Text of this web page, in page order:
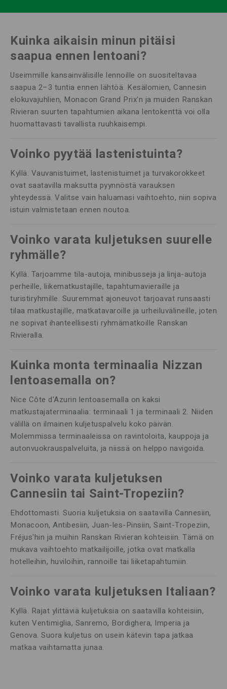
Kuinka aikaisin minun pitäisi
saapua ennen lentoani?
Useimmille kansainvälisille lennoille on suositeltavaa
saapua 2–3 tuntia ennen lähtöä. Kesälomien, Cannesin
elokuvajuhlien, Monacon Grand Prix'n ja muiden Ranskan
Rivieran suurten tapahtumien aikana lentokenttä voi olla
huomattavasti tavallista ruuhkaisempi.
Voinko pyytää lastenistuinta?
Kyllä. Vauvanistuimet, lastenistuimet ja turvakorokkeet
ovat saatavilla maksutta pyynnöstä varauksen
yhteydessä. Valitse vain haluamasi vaihtoehto, niin sopiva
istuin valmistetaan ennen noutoa.
Voinko varata kuljetuksen suurelle
ryhmälle?
Kyllä. Tarjoamme tila-autoja, minibusseja ja linja-autoja
perheille, liikematkustajille, tapahtumavieraille ja
turistiryhmille. Suuremmat ajoneuvot tarjoavat runsaasti
tilaa matkustajille, matkatavaroille ja urheiluvälineille, joten
ne sopivat ihanteellisesti ryhmämatkoille Ranskan
Rivieralla.
Kuinka monta terminaalia Nizzan
lentoasemalla on?
Nice Côte d'Azurin lentoasemalla on kaksi
matkustajaterminaalia: terminaali 1 ja terminaali 2. Niiden
välillä on ilmainen kuljetuspalvelu koko päivän.
Molemmissa terminaaleissa on ravintoloita, kauppoja ja
autonvuokrauspalveluita, ja niissä on helppo navigoida.
Voinko varata kuljetuksen
Cannesiin tai Saint-Tropeziin?
Ehdottomasti. Suoria kuljetuksia on saatavilla Cannesiin,
Monacoon, Antibesiin, Juan-les-Pinsiin, Saint-Tropeziin,
Fréjus'hin ja muihin Ranskan Rivieran kohteisiin. Tämä on
mukava vaihtoehto matkailijoille, jotka ovat matkalla
hotelleihin, huviloihin, rannoille tai liiketapahtumiin.
Voinko varata kuljetuksen Italiaan?
Kyllä. Rajat ylittäviä kuljetuksia on saatavilla kohteisiin,
kuten Ventimiglia, Sanremo, Bordighera, Imperia ja
Genova. Suora kuljetus on usein kätevin tapa jatkaa
matkaa vaihtamatta junaa.